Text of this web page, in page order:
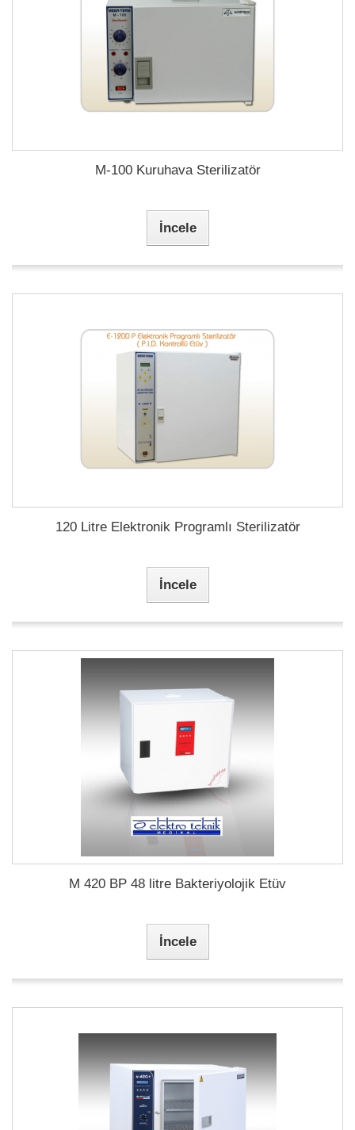
M-100 Kuruhava Sterilizatör
İncele
120 Litre Elektronik Programlı Sterilizatör
İncele
M 420 BP 48 litre Bakteriyolojik Etüv
İncele